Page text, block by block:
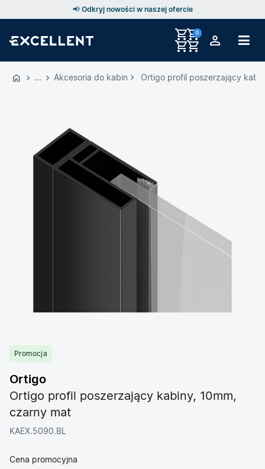
MENU
UŻYTKOWNIKA
WYSZUKIWARKI
📢 Odkryj nowości w naszej ofercie
0
Akcesoria do kabin Ortigo profil poszerzający
Promocja
Ortigo
Ortigo profil poszerzający kabiny, 10mm,
czarny mat
KAEX.5090.BL
Cena promocyjna